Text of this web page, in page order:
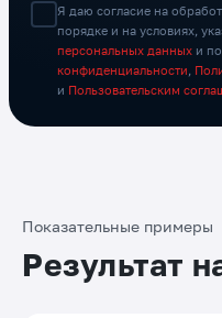
Я даю согласие на
порядке и на условиях,
персональных данных и
конфиденциальности
и Пользовательским
Показательные примеры
Результат